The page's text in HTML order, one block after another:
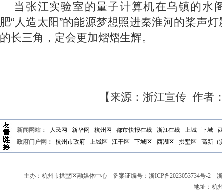
当张江实验室的量子计算机在乌镇的水
肥“人造太阳”的能源梦想照进秦淮河的桨声
的长三角，定会更加熠熠生辉。
【来源：浙江宣传 作者
新闻网站： 人民网 新华网 杭州网 都市快报在线 浙江在线 上城 下城
政府门户网：
杭州市政府 上城区 江干区 下城区 西湖区 拱墅区 高新（
主办：杭州市拱墅区融媒体中心 备案证编号： 浙ICP备2023053734号-2 浙
地址：杭